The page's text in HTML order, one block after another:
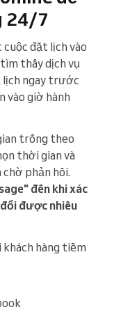
24/7
cuộc đặt lịch vào
thấy dịch vụ
lịch ngay trước
vào giờ hành
trống theo
thời gian và
chờ phản hồi.
đến khi xác
đổi được nhiều
hàng tiềm